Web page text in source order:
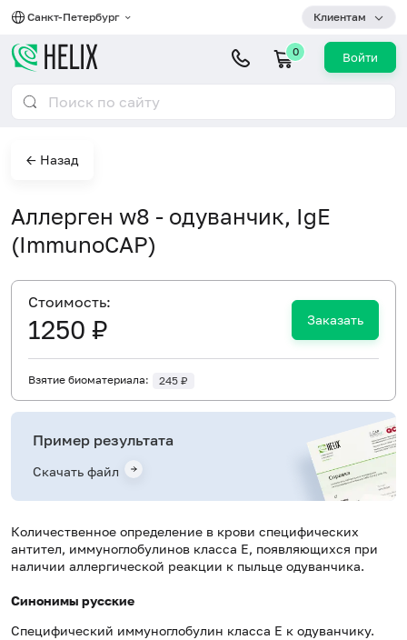
Санкт-Петербург Клиентам
0 Войти
← Назад
Аллерген w8 - одуванчик, IgE
(ImmunoCAP)
Количественное определение в крови специфических
антител, иммуноглобулинов класса E, появляющихся при
наличии аллергической реакции к пыльце одуванчика.
Синонимы русские
Специфический иммуноглобулин класса Е к одуванчику.
Cтоимость:
1250 ₽ Заказать
Взятие биоматериала: 245 ₽
Пример результата
Скачать файл